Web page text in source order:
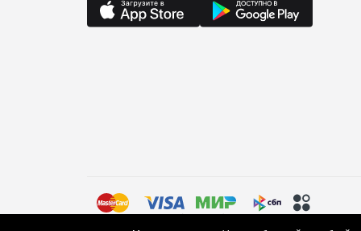
Правила торговли (оферта)Политика в отношении